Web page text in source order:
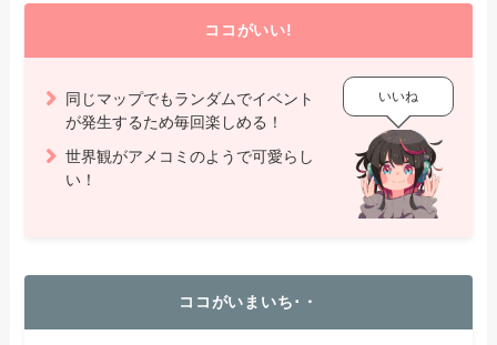
ココがいい!
同じマップでもランダムでイベント
が発生するため毎回楽しめる！
世界観がアメコミのようで可愛らし
い！
いいね
ココがいまいち･・